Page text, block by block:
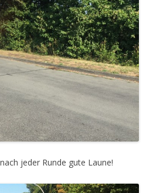
jeder Runde gute Laune!